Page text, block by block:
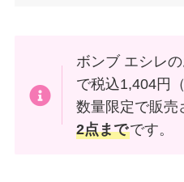
ボンブ エシレ
で税込1,404円
数量限定で販売
2点までです。